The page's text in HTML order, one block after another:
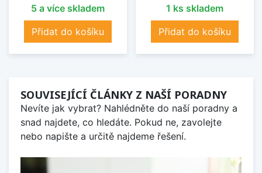
5 a více skladem
Přidat do košíku
1 ks skladem
Přidat do košíku
SOUVISEJÍCÍ ČLÁNKY Z NAŠÍ PORADNY
Nevíte jak vybrat? Nahlédněte do naší poradny a
snad najdete, co hledáte. Pokud ne, zavolejte
nebo napište a určitě najdeme řešení.